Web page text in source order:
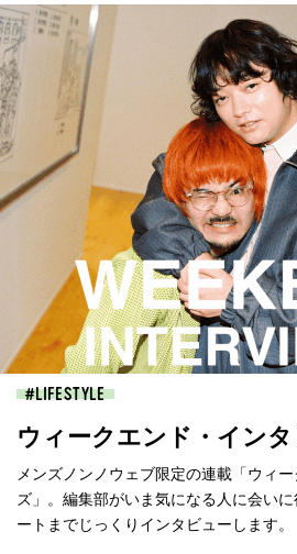
LIFESTYLE
ウィークエンド・イン
メンズノンノウェブ限定の連載「ウィ
ズ」。編集部がいま気になる人に会い
ートまでじっくりインタビューします。